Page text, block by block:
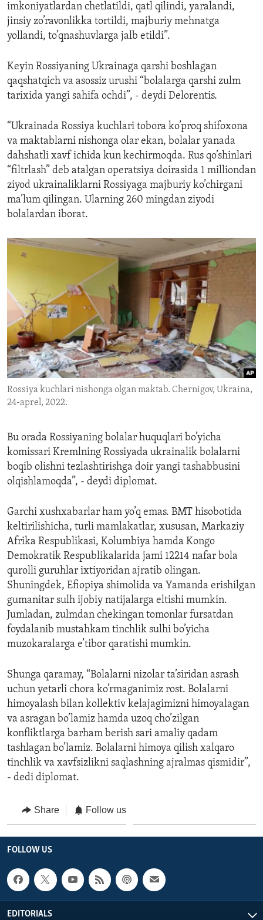
imkoniyatlardan chetlatildi, qatl qilindi, yaralandi,
jinsiy zo’ravonlikka tortildi, majburiy mehnatga
yollandi, to’qnashuvlarga jalb etildi”.
Keyin Rossiyaning Ukrainaga qarshi boshlagan
qaqshatqich va asossiz urushi “bolalarga qarshi zulm
tarixida yangi sahifa ochdi”, - deydi Delorentis.
“Ukrainada Rossiya kuchlari tobora ko’proq shifoxona
va maktablarni nishonga olar ekan, bolalar yanada
dahshatli xavf ichida kun kechirmoqda. Rus qo’shinlari
“filtrlash” deb atalgan operatsiya doirasida 1 milliondan
ziyod ukrainaliklarni Rossiyaga majburiy ko’chirgani
ma’lum qilingan. Ularning 260 mingdan ziyodi
bolalardan iborat.
Rossiya kuchlari nishonga olgan maktab. Chernigov, Ukraina,
24-aprel, 2022.
Bu orada Rossiyaning bolalar huquqlari bo’yicha
komissari Kremlning Rossiyada ukrainalik bolalarni
boqib olishni tezlashtirishga doir yangi tashabbusini
olqishlamoqda”, - deydi diplomat.
Garchi xushxabarlar ham yo’q emas. BMT hisobotida
keltirilishicha, turli mamlakatlar, xususan, Markaziy
Afrika Respublikasi, Kolumbiya hamda Kongo
Demokratik Respublikalarida jami 12214 nafar bola
qurolli guruhlar ixtiyoridan ajratib olingan.
Shuningdek, Efiopiya shimolida va Yamanda erishilgan
gumanitar sulh ijobiy natijalarga eltishi mumkin.
Jumladan, zulmdan chekingan tomonlar fursatdan
foydalanib mustahkam tinchlik sulhi bo’yicha
muzokaralarga e’tibor qaratishi mumkin.
Shunga qaramay, “Bolalarni nizolar ta’siridan asrash
uchun yetarli chora ko’rmaganimiz rost. Bolalarni
himoyalash bilan kollektiv kelajagimizni himoyalagan
va asragan bo’lamiz hamda uzoq cho’zilgan
konfliktlarga barham berish sari amaliy qadam
tashlagan bo’lamiz. Bolalarni himoya qilish xalqaro
tinchlik va xavfsizlikni saqlashning ajralmas qismidir”,
- dedi diplomat.
Share Follow us
FOLLOW US
EDITORIALS